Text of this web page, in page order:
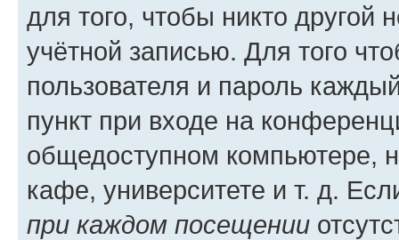
для того, чтобы никто другой
учётной записью. Для того
пользователя и пароль
пункт при входе на
общедоступном компьютере,
кафе, университете и т. д.
при каждом посещении